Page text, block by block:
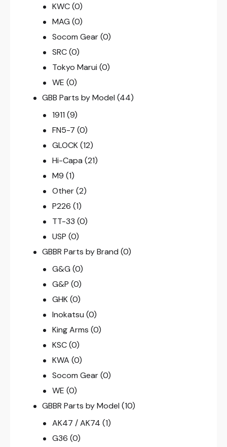
KWC (0)
MAG (0)
Socom Gear (0)
SRC (0)
Tokyo Marui (0)
WE (0)
GBB Parts by Model (44)
1911 (9)
FN5-7 (0)
GLOCK (12)
Hi-Capa (21)
M9 (1)
Other (2)
P226 (1)
TT-33 (0)
USP (0)
GBBR Parts by Brand (0)
G&G (0)
G&P (0)
GHK (0)
Inokatsu (0)
King Arms (0)
KSC (0)
KWA (0)
Socom Gear (0)
WE (0)
GBBR Parts by Model (10)
AK47 / AK74 (1)
G36 (0)